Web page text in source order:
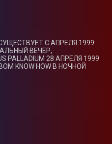
С АПРЕЛЯ 1999
ВЕЧЕР,
28 АПРЕЛЯ 1999
KNOW HOW В НОЧНОЙ